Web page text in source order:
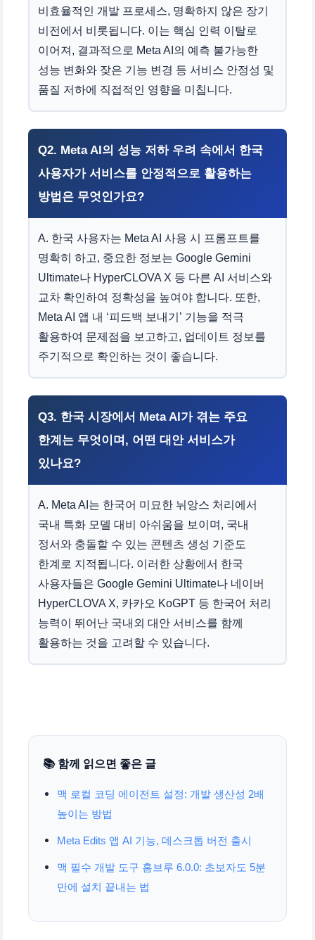
비효율적인 개발 프로세스, 명확하지 않은 장기
비전에서 비롯됩니다. 이는 핵심 인력 이탈로
이어져, 결과적으로 Meta AI의 예측 불가능한
성능 변화와 잦은 기능 변경 등 서비스 안정성 및
품질 저하에 직접적인 영향을 미칩니다.
Q2. Meta AI의 성능 저하 우려 속에서 한국
사용자가 서비스를 안정적으로 활용하는
방법은 무엇인가요?
A. 한국 사용자는 Meta AI 사용 시 프롬프트를
명확히 하고, 중요한 정보는 Google Gemini
Ultimate나 HyperCLOVA X 등 다른 AI 서비스와
교차 확인하여 정확성을 높여야 합니다. 또한,
Meta AI 앱 내 ‘피드백 보내기’ 기능을 적극
활용하여 문제점을 보고하고, 업데이트 정보를
주기적으로 확인하는 것이 좋습니다.
Q3. 한국 시장에서 Meta AI가 겪는 주요
한계는 무엇이며, 어떤 대안 서비스가
있나요?
A. Meta AI는 한국어 미묘한 뉘앙스 처리에서
국내 특화 모델 대비 아쉬움을 보이며, 국내
정서와 충돌할 수 있는 콘텐츠 생성 기준도
한계로 지적됩니다. 이러한 상황에서 한국
사용자들은 Google Gemini Ultimate나 네이버
HyperCLOVA X, 카카오 KoGPT 등 한국어 처리
능력이 뛰어난 국내외 대안 서비스를 함께
활용하는 것을 고려할 수 있습니다.
📚 함께 읽으면 좋은 글
맥 로컬 코딩 에이전트 설정: 개발 생산성 2배
높이는 방법
Meta Edits 앱 AI 기능, 데스크톱 버전 출시
맥 필수 개발 도구 홈브루 6.0.0: 초보자도 5분
만에 설치 끝내는 법